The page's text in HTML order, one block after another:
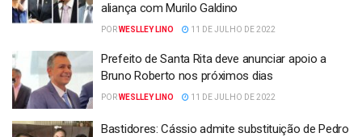
aliança com Murilo Galdino
PORWESLLEY LINO 11 DE JULHO DE 2022
Prefeito de Santa Rita deve anunciar apoio a
Bruno Roberto nos próximos dias
PORWESLLEY LINO 11 DE JULHO DE 2022
Bastidores: Cássio admite substituição de Pedro